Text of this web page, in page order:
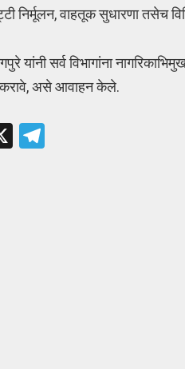
निर्मूलन, वाहतूक सुधारणा तसेच
यांनी सर्व विभागांना
करावे, असे आवाहन केले.
X